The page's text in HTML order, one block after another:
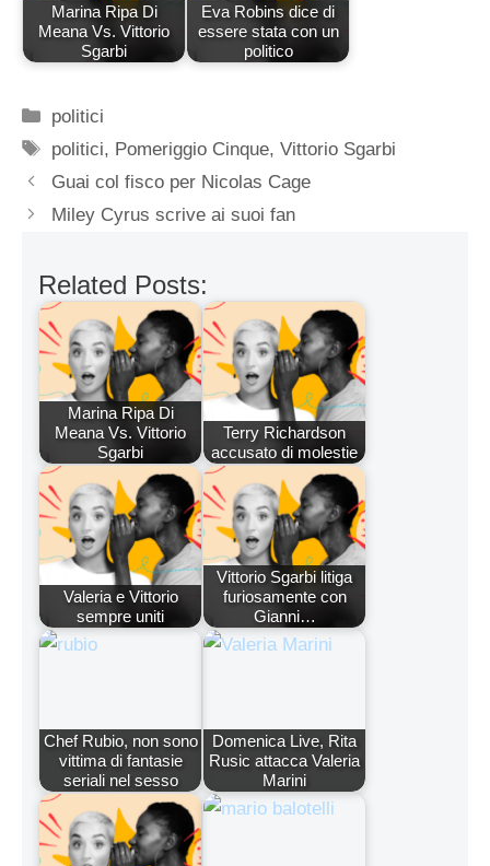
Marina Ripa Di
Meana Vs. Vittorio
Sgarbi
Eva Robins dice di
essere stata con un
politico
Categorie
politici
Tag
politici, Pomeriggio Cinque,Vittorio Sgarbi
Guai col fisco per Nicolas Cage
Miley Cyrus scrive ai suoi fan
Related Posts:
Marina Ripa Di
Meana Vs. Vittorio
Sgarbi
Terry Richardson
accusato di molestie
Valeria e Vittorio
sempre uniti
Vittorio Sgarbi litiga
furiosamente con
Gianni…
Chef Rubio, non sono
vittima di fantasie
seriali nel sesso
Domenica Live, Rita
Rusic attacca Valeria
Marini